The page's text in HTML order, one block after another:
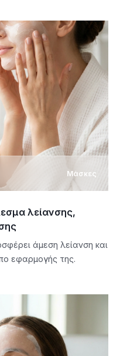
Μάσκες
λείανσης,
άμεση λείανση και
εφαρμογής της.